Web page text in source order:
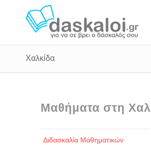
Χαλκίδα
Μαθήματα στη
Διδασκαλία Μαθηματικών